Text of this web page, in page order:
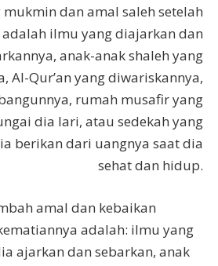
mukmin dan amal saleh setelah
ilmu yang diajarkan dan
anak-anak shaleh yang
Al-Qur’an yang diwariskannya,
rumah musafir yang
dia lari, atau sedekah yang
berikan dari uangnya saat dia
sehat dan hidup.
amal dan kebaikan
adalah: ilmu yang
ajarkan dan sebarkan, anak